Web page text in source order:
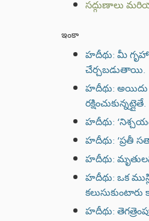
సద్గుణాలు
ఇంకా
హదీథు: మీ
చేర్చబడుతాయి.
హదీథు: అయిదు
రక్షించుకున్నట్లైతే.
హదీథు:
హదీథు: ‘ప్రతీ
హదీథు:
హదీథు: ఒక
హదీథు: